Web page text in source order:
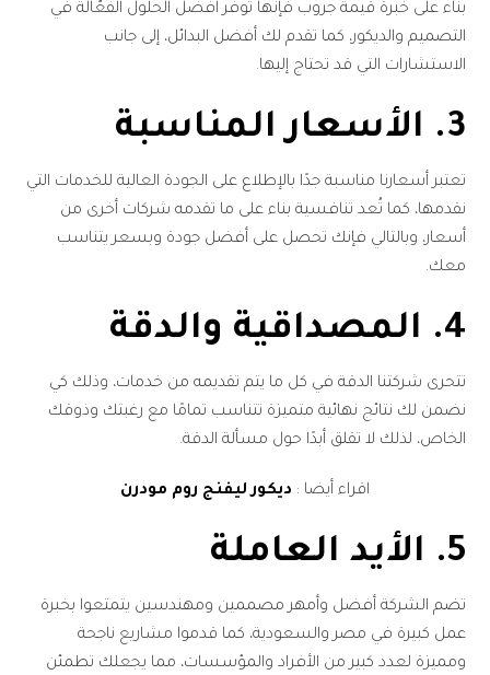
بناء على خبرة قيمة جروب فإنها توفر أفضل الحلول الفعّالة في
التصميم والديكور، كما تقدم لك أفضل البدائل، إلى جانب
الاستشارات التي قد تحتاج إليها.
3. الأسعار المناسبة
تعتبر أسعارنا مناسبة جدًا بالإطلاع على الجودة العالية للخدمات التي
نقدمها، كما تُعد تنافسية بناء على ما تقدمه شركات أخرى من
أسعار، وبالتالي فإنك تحصل على أفضل جودة وبسعر يتناسب
معك.
4. المصداقية والدقة
تتحرى شركتنا الدقة في كل ما يتم تقديمه من خدمات، وذلك كي
نضمن لك نتائج نهائية متميزة تتناسب تمامًا مع رغبتك وذوقك
الخاص، لذلك لا تقلق أبدًا حول مسألة الدقة.
اقراء أيضا : ديكور ليفنج روم مودرن
5. الأيد العاملة
تضم الشركة أفضل وأمهر مصممين ومهندسين يتمتعوا بخبرة
عمل كبيرة في مصر والسعودية، كما قدموا مشاريع ناجحة
ومميزة لعدد كبير من الأفراد والمؤسسات، مما يجعلك تطمئن